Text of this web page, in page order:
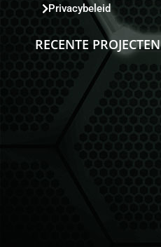
Privacybeleid
RECENTE PROJECTEN